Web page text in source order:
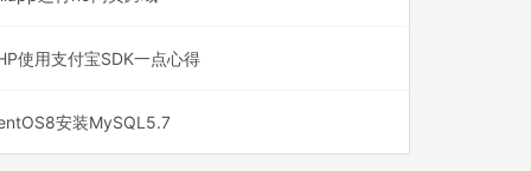
使用支付宝SDK一点心得
安装MySQL5.7